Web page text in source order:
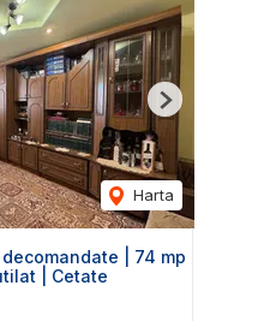
Harta
Next
| 74 mp
| Cetate